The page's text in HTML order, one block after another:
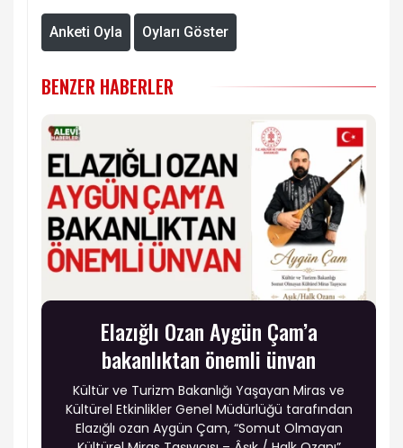
Anketi Oyla Oyları Göster
BENZER HABERLER
Elazığlı Ozan Aygün Çam’a
bakanlıktan önemli ünvan
Kültür ve Turizm Bakanlığı Yaşayan Miras ve
Kültürel Etkinlikler Genel Müdürlüğü tarafından
Elazığlı ozan Aygün Çam, “Somut Olmayan